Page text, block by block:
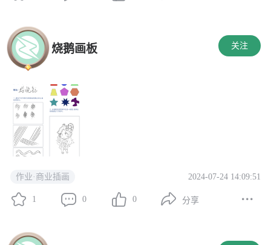
烧鹅画板 关注
作业·商业插画 2024-07-24 14:09:51
1 0 0 分享